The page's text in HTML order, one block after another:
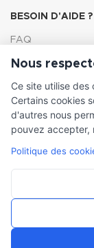
BESOIN D'AIDE ?
FAQ
Lexique
Comment choisir
INFORMATIONS
Mentions légales
Nous
Ce site utilise des
Certains cookies
d'autres nous
pouvez accepter,
Politique des